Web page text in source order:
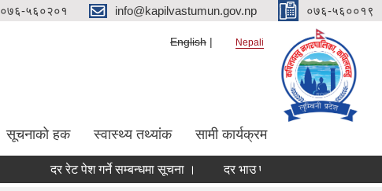
०७६-५६०२०१ info@kapilvastumun.gov.np ०७६-५६००१९
English Nepali
सूचनाको हक स्वास्थ्य तथ्यांक सामी कार्यक्रम
दर रेट पेश गर्ने सम्बन्धमा सूचना । दर भाउ पेश गर्ने सम्बन्धमा ।